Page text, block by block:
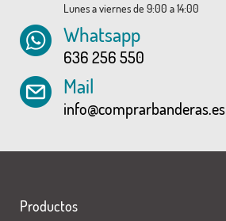
Lunes a viernes de 9:00 a 14:00
Whatsapp
636 256 550
Mail
info@comprarbanderas.es
Productos